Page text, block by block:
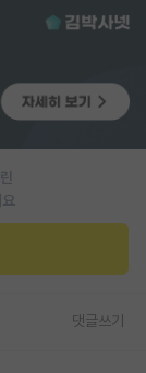
댓글쓰기